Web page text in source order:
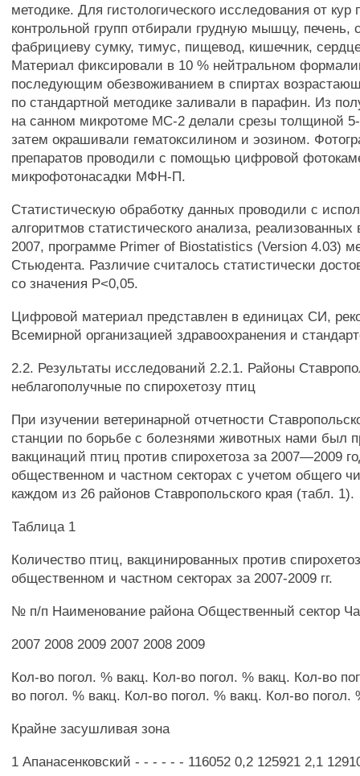
методике. Для гистологического исследования от
контрольной групп отбирали грудную мышцу, печень,
фабрициеву сумку, тимус, пищевод, кишечник,
Материал фиксировали в 10 % нейтральном
последующим обезвоживанием в спиртах
по стандартной методике заливали в парафин. Из
на санном микротоме МС-2 делали срезы толщиной
затем окрашивали гематоксилином и эозином.
препаратов проводили с помощью цифровой
микрофотонасадки МФН-П.
Статистическую обработку данных проводили с
алгоритмов статистического анализа,
2007, программе Primer of Biostatistics (Version 4.03)
Стьюдента. Различие считалось статистически
со значения Р<0,05.
Цифровой материал представлен в единицах СИ,
Всемирной организацией здравоохранения и
2.2. Результаты исследований 2.2.1. Районы
неблагополучные по спирохетозу птиц
При изучении ветеринарной отчетности
станции по борьбе с болезнями животных нами был
вакцинаций птиц против спирохетоза за 2007—2009
общественном и частном секторах с учетом общего
каждом из 26 районов Ставропольского края (табл. 1).
Таблица 1
Количество птиц, вакцинированных против
общественном и частном секторах за 2007-2009 гг.
№ п/п Наименование района Общественный сектор
2007 2008 2009 2007 2008 2009
Кол-во погол. % вакц. Кол-во погол. % вакц. Кол-во
во погол. % вакц. Кол-во погол. % вакц. Кол-во погол.
Крайне засушливая зона
1 Апанасенковский - - - - - - 116052 0,2 125921 2,1